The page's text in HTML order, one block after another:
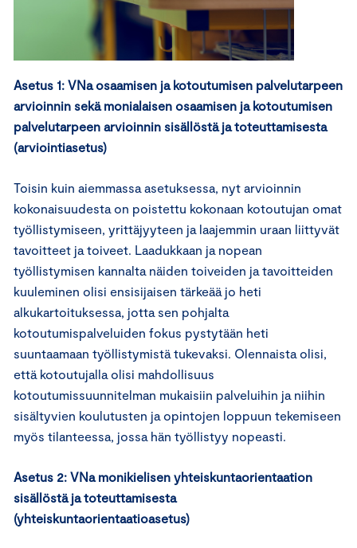
Asetus 1: VNa osaamisen ja kotoutumisen palvelutarpeen
arvioinnin sekä monialaisen osaamisen ja kotoutumisen
palvelutarpeen arvioinnin sisällöstä ja toteuttamisesta
(arviointiasetus)
Toisin kuin aiemmassa asetuksessa, nyt arvioinnin
kokonaisuudesta on poistettu kokonaan kotoutujan omat
työllistymiseen, yrittäjyyteen ja laajemmin uraan liittyvät
tavoitteet ja toiveet. Laadukkaan ja nopean
työllistymisen kannalta näiden toiveiden ja tavoitteiden
kuuleminen olisi ensisijaisen tärkeää jo heti
alkukartoituksessa, jotta sen pohjalta
kotoutumispalveluiden fokus pystytään heti
suuntaamaan työllistymistä tukevaksi. Olennaista olisi,
että kotoutujalla olisi mahdollisuus
kotoutumissuunnitelman mukaisiin palveluihin ja niihin
sisältyvien koulutusten ja opintojen loppuun tekemiseen
myös tilanteessa, jossa hän työllistyy nopeasti.
Asetus 2: VNa monikielisen yhteiskuntaorientaation
sisällöstä ja toteuttamisesta
(yhteiskuntaorientaatioasetus)